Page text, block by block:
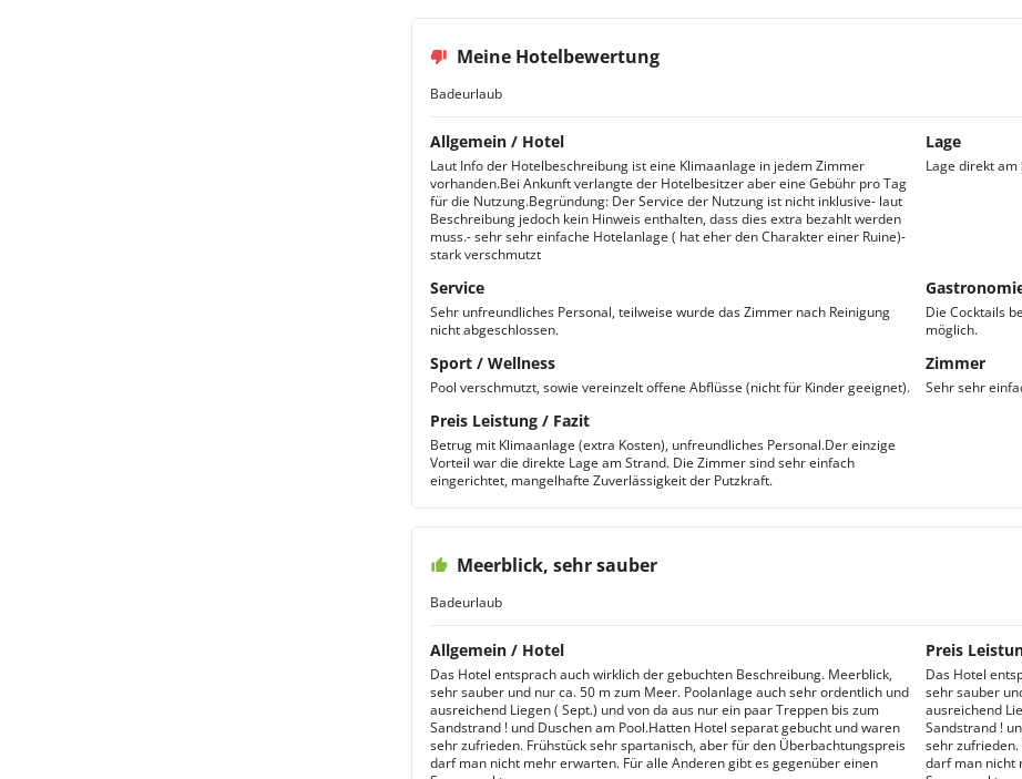
Meine Hotelbewertung
Badeurlaub
Allgemein / Hotel
Laut Info der Hotelbeschreibung ist eine Klimaanlage in jedem Zimmer
vorhanden.Bei Ankunft verlangte der Hotelbesitzer aber eine Gebühr pro Tag
für die Nutzung.Begründung: Der Service der Nutzung ist nicht inklusive- laut
Beschreibung jedoch kein Hinweis enthalten, dass dies extra bezahlt werden
muss.- sehr sehr einfache Hotelanlage ( hat eher den Charakter einer Ruine)-
stark verschmutzt
Lage
Lage direkt am
Service
Sehr unfreundliches Personal, teilweise wurde das Zimmer nach Reinigung
nicht abgeschlossen.
Die Cocktails
möglich.
Sport / Wellness
Pool verschmutzt, sowie vereinzelt offene Abflüsse (nicht für Kinder geeignet).
Zimmer
Sehr sehr
Preis Leistung / Fazit
Betrug mit Klimaanlage (extra Kosten), unfreundliches Personal.Der einzige
Vorteil war die direkte Lage am Strand. Die Zimmer sind sehr einfach
eingerichtet, mangelhafte Zuverlässigkeit der Putzkraft.
Meerblick, sehr sauber
Badeurlaub
Allgemein / Hotel
Das Hotel entsprach auch wirklich der gebuchten Beschreibung. Meerblick,
sehr sauber und nur ca. 50 m zum Meer. Poolanlage auch sehr ordentlich und
ausreichend Liegen ( Sept.) und von da aus nur ein paar Treppen bis zum
Sandstrand ! und Duschen am Pool.Hatten Hotel separat gebucht und waren
sehr zufrieden. Frühstück sehr spartanisch, aber für den Überbachtungspreis
darf man nicht mehr erwarten. Für alle Anderen gibt es gegenüber einen
Preis
Das Hotel
sehr sauber
ausreichend
Sandstrand !
sehr
darf man nicht